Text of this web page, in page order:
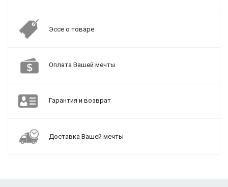
Эссе о товаре
Оплата Вашей мечты
Гарантия и возврат
Доставка Вашей мечты